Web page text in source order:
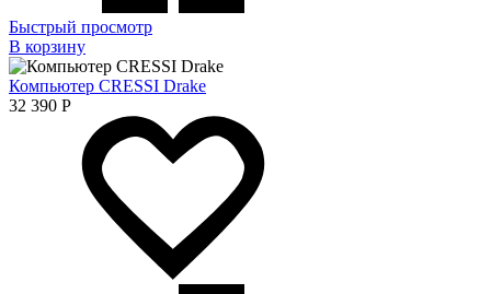
Быстрый просмотр
В корзину
Компьютер CRESSI Drake
32 390 Р